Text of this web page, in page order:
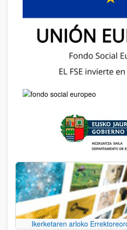
Ikerketaren arloko